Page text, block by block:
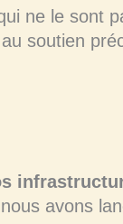
ne le sont
soutien
avons